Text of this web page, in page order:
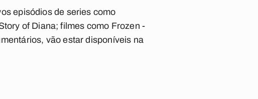
episódios de series como
of Diana; filmes como Frozen -
vão estar disponíveis na